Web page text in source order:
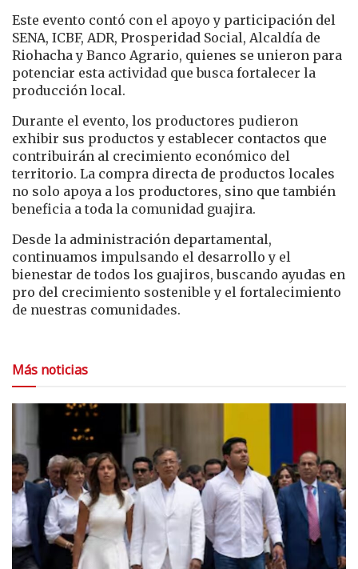
Este evento contó con el apoyo y participación del
SENA, ICBF, ADR, Prosperidad Social, Alcaldía de
Riohacha y Banco Agrario, quienes se unieron para
potenciar esta actividad que busca fortalecer la
producción local.
Durante el evento, los productores pudieron
exhibir sus productos y establecer contactos que
contribuirán al crecimiento económico del
territorio. La compra directa de productos locales
no solo apoya a los productores, sino que también
beneficia a toda la comunidad guajira.
Desde la administración departamental,
continuamos impulsando el desarrollo y el
bienestar de todos los guajiros, buscando ayudas en
pro del crecimiento sostenible y el fortalecimiento
de nuestras comunidades.
Más noticias